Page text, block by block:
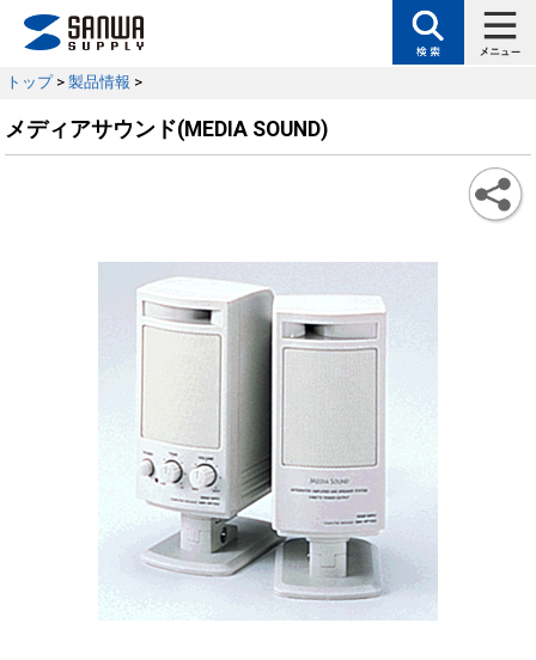
トップ> 製品情報 >
メディアサウンド(MEDIA SOUND)